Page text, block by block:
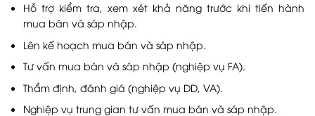
Hỗ trợ kiểm tra, xem xét khả năng trước khi tiến hành
mua bán và sáp nhập.
Lên kế hoạch mua bán và sáp nhập.
Tư vấn mua bán và sáp nhập (nghiệp vụ FA).
Thẩm định, đánh giá (nghiệp vụ DD, VA).
Nghiệp vụ trung gian tư vấn mua bán và sáp nhập.